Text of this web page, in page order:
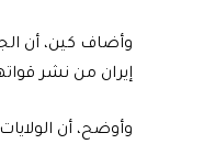
وأضاف كين، أن
إيران من نشر
وأوضح، أن